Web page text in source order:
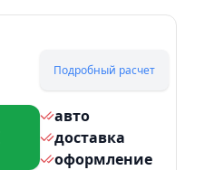
Подробный расчет
авто
доставка
оформление